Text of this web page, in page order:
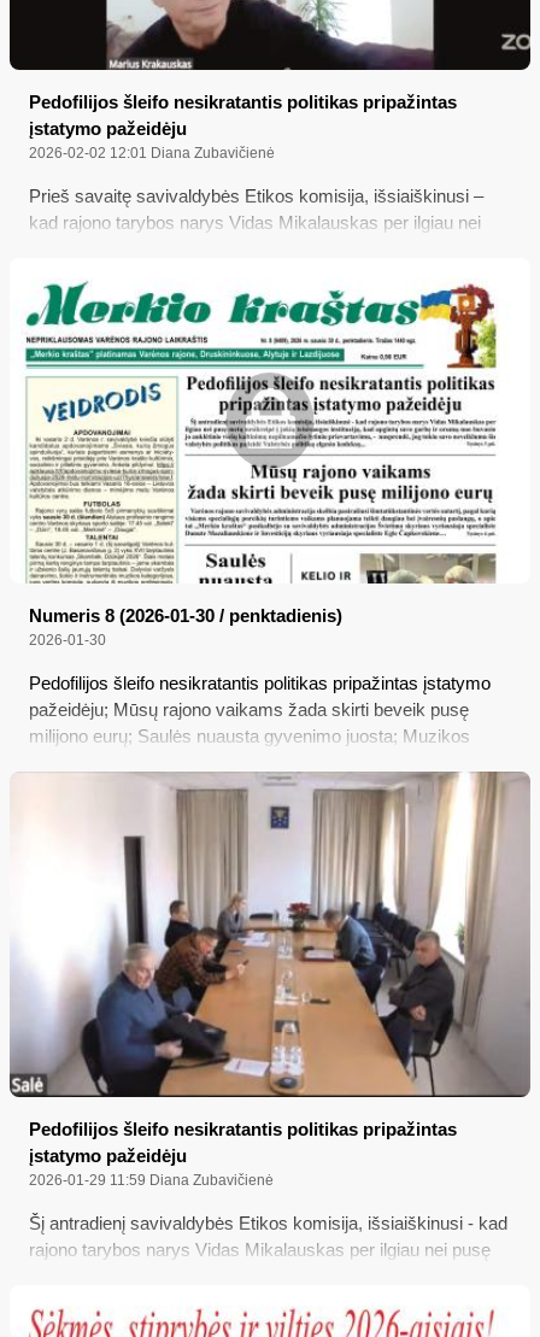
Pedofilijos šleifo nesikratantis politikas pripažintas
įstatymo pažeidėju
2026-02-02 12:01 Diana Zubavičienė
Prieš savaitę savivaldybės Etikos komisija, išsiaiškinusi –
kad rajono tarybos narys Vidas Mikalauskas per ilgiau nei
savo orumą ir garbę nuo buvusio jo auklėtinio viešų kaltinimų
nepilnamečio lytiniu prievartavimu, - nusprendė, kad tokiu
savo neveiklumu šis valstybės politikas pažeidė Valstybės
politikų elgesio kodeksą...
Numeris 8 (2026-01-30 / penktadienis)
2026-01-30
Pedofilijos šleifo nesikratantis politikas pripažintas įstatymo
pažeidėju; Mūsų rajono vaikams žada skirti beveik pusę
milijono eurų; Saulės nuausta gyvenimo juosta; Muzikos
Pedofilijos šleifo nesikratantis politikas pripažintas
įstatymo pažeidėju
2026-01-29 11:59 Diana Zubavičienė
Šį antradienį savivaldybės Etikos komisija, išsiaiškinusi - kad
rajono tarybos narys Vidas Mikalauskas per ilgiau nei pusę
savo garbę ir orumą nuo buvusio jo auklėtinio viešų kaltinimų
nepilnamečio lytiniu prievartavimu, - nusprendė, jog tokiu